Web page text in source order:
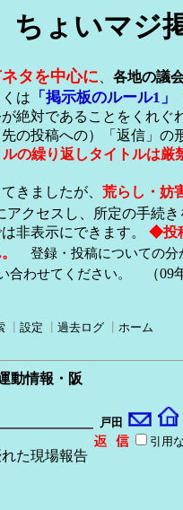
ちょいマジ
タを中心に、 各地の議
は
「掲示板のルール1」
絶対であることをくれぐ
の投稿への）「返信」の
の繰り返しタイトルは厳
きましたが、 荒らし・妨
アクセスし、所定の手続
非表示にできます。 ◆投
登録・投稿についての分
合わせてください。 （09
設定 過去ログ
ホーム
動情報・阪
戸田
た現場報告
引用